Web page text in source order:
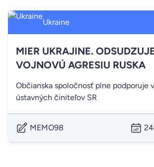
Ukraine
MIER UKRAJINE.
VOJNOVÚ AGRESIU RUSKA
Občianska spoločnosť plne podporuje
ústavných činiteľov SR
MEMO98